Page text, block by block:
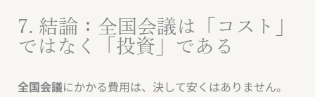
7. 結論：全国会議は「コスト」
ではなく「投資」である
全国会議にかかる費用は、決して安くはありません。